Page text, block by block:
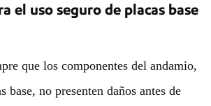
el uso seguro de placas base
que los componentes del andamio,
base, no presenten daños antes de